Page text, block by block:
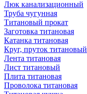
Люк канализационный
Труба чугунная
Титановый прокат
Заготовка титановая
Катанка титановая
Круг, пруток титановый
Лента титановая
Лист титановый
Плита титановая
Проволока титановая